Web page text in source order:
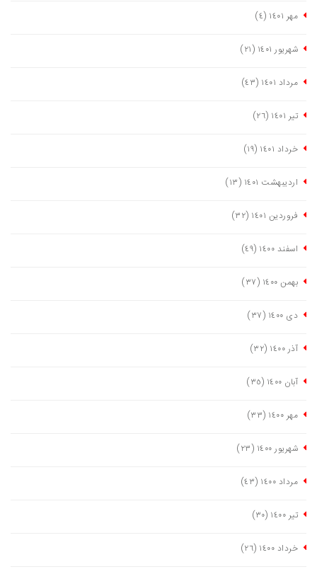
مهر ١٤٠١ (٤)
شهریور ١٤٠١ (٢١)
مرداد ١٤٠١ (٤٣)
تیر ١٤٠١ (٢٦)
خرداد ١٤٠١ (١٩)
اردیبهشت ١٤٠١ (١٣)
فروردین ١٤٠١ (٣٢)
اسفند ١٤٠٠ (٤٩)
بهمن ١٤٠٠ (٣٧)
دی ١٤٠٠ (٣٧)
آذر ١٤٠٠ (٣٢)
آبان ١٤٠٠ (٣٥)
مهر ١٤٠٠ (٣٣)
شهریور ١٤٠٠ (٢٣)
مرداد ١٤٠٠ (٤٣)
تیر ١٤٠٠ (٣٠)
خرداد ١٤٠٠ (٢٦)